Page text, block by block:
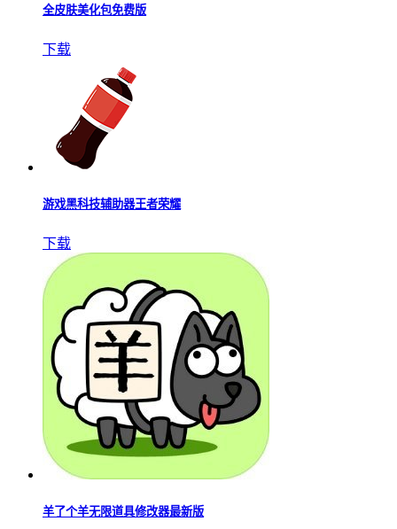
全皮肤美化包免费版
下载
游戏黑科技辅助器王者荣耀
下载
羊了个羊无限道具修改器最新版